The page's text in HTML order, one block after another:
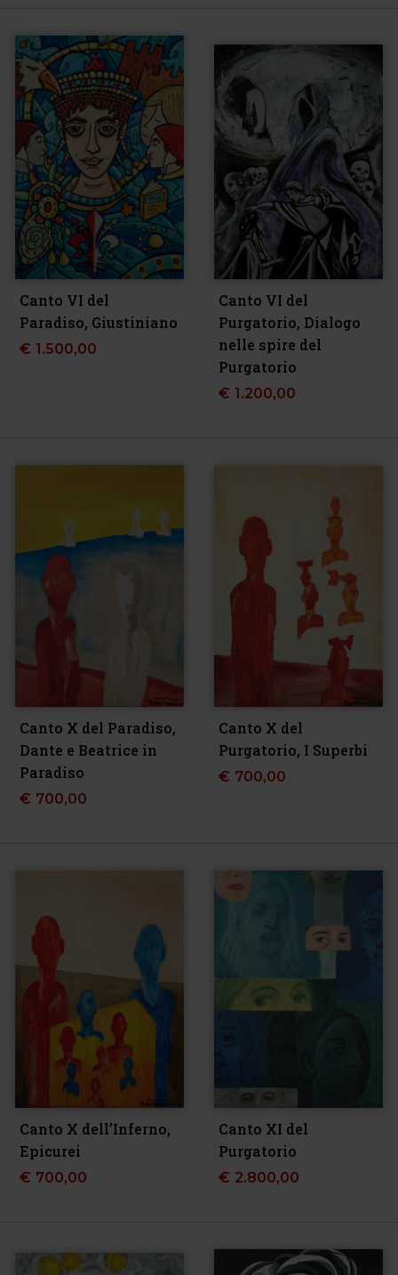
Canto VI del
Paradiso, Giustiniano
€ 1.500,00
Canto VI del
Purgatorio, Dialogo
nelle spire del
Purgatorio
€ 1.200,00
Canto X del Paradiso,
Dante e Beatrice in
Paradiso
€ 700,00
Canto X del
Purgatorio, I Superbi
€ 700,00
Canto X dell’Inferno,
Epicurei
€ 700,00
Canto XI del
Purgatorio
€ 2.800,00